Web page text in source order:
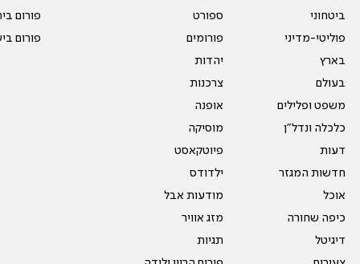
ביטחוני
פוליטי-מדיני
בארץ
בעולם
משפט ופלילים
כלכלה ונדל"ן
דעות
חדשות המגזר
אוכל
כיפה שחורה
דיגיטל
ספורט
פורומים
יהדות
צרכנות
אופנה
מוסיקה
פיוטקאסט
ילדודס
מודעות אבל
מזג אוויר
תגיות
פורום
פורום